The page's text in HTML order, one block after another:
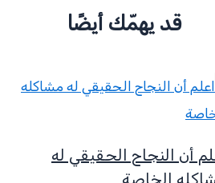
قد يهمّك أيضًا
أن النجاح الحقيقي له